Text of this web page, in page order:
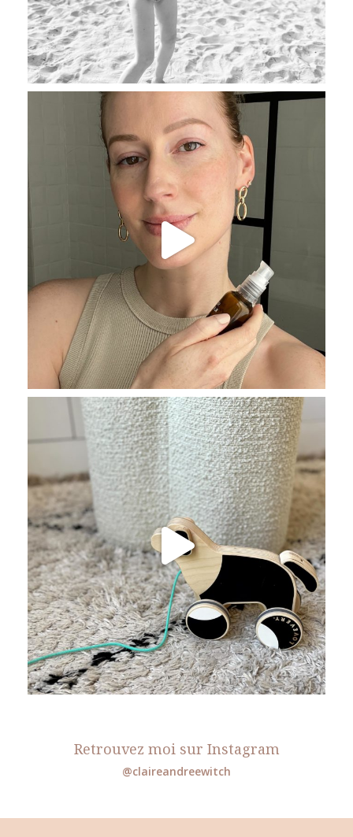
Retrouvez moi sur Instagram
@claireandreewitch